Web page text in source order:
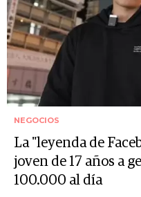
NEGOCIOS
La "leyenda de
joven de 17 años a
100.000 al día